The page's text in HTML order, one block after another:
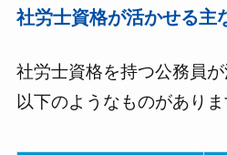
社労士資格が活かせる主
社労士資格を持つ公務員が
以下のようなものがありま